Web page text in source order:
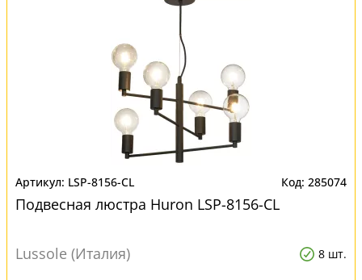
LSP-8156-CL 285074
Подвесная люстра Huron LSP-8156-CL
Lussole (Италия) 8 шт.